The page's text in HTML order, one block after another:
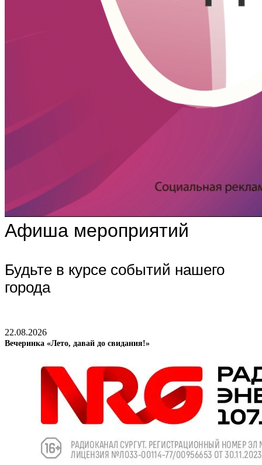
Афиша мероприятий
Будьте в курсе событий нашего
города
22.08.2026
Вечеринка «Лето, давай до свидания!»